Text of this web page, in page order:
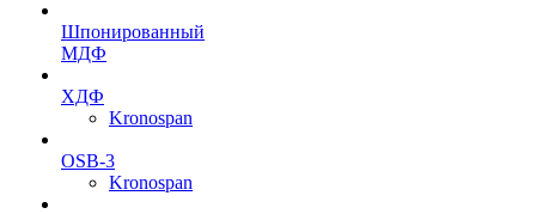
Шпонированный
МДФ
ХДФ
Kronospan
OSB-3
Kronospan